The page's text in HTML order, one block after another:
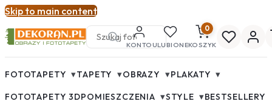
Skip to main content
KONTOULUBIONE
0
KOSZYK
FOTOTAPETY ▾TAPETY ▾OBRAZY ▾PLAKATY ▾
FOTOTAPETY 3DPOMIESZCZENIA ▾STYLE ▾BESTSELLERY